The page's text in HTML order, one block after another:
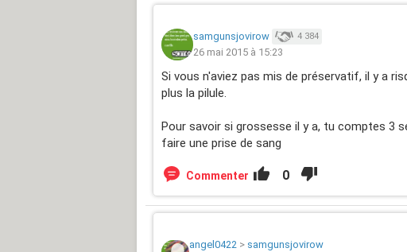
samgunsjovirow 4 384
26 mai 2015 à 15:23
Si vous n'aviez pas mis de préservatif, il y a
plus la pilule.
Pour savoir si grossesse il y a, tu comptes 3
faire une prise de sang
Commenter 0
angel0422 > samgunsjovirow